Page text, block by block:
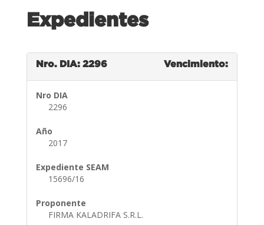
Expedientes
Nro. DIA: 2296 Vencimiento:
Nro DIA
2296
Año
2017
Expediente SEAM
15696/16
Proponente
FIRMA KALADRIFA S.R.L.